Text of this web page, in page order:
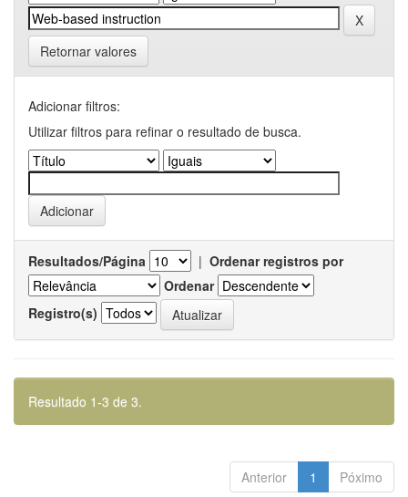
Retornar valores
Adicionar filtros:
Utilizar filtros para refinar o resultado de busca.
Resultados/Página | Ordenar registros por
Ordenar
Registro(s)
Resultado 1-3 de 3.
Anterior 1 Póximo